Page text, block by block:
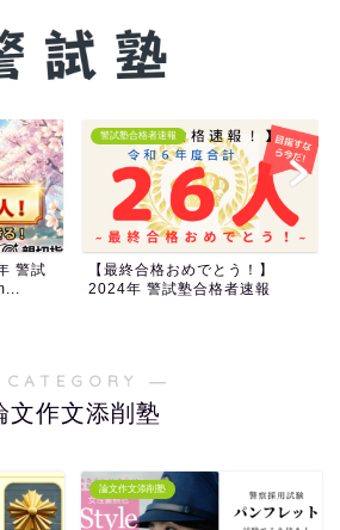
警試
警試塾合格者速報
【最終合格おめでとう！】
2024年 警試塾合格者速報
―
文作文添削塾
論文作文添削塾